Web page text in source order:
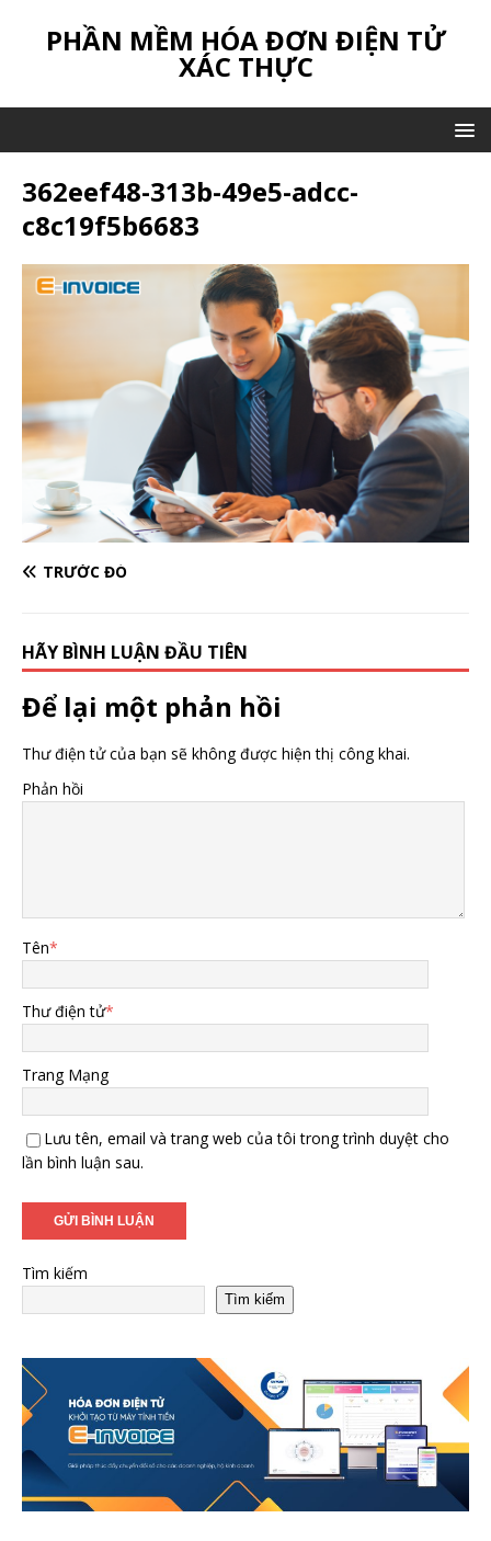
PHẦN MỀM HÓA ĐƠN ĐIỆN TỬ
XÁC THỰC
362eef48-313b-49e5-adcc-
c8c19f5b6683
TRƯỚC ĐÓ
HÃY BÌNH LUẬN ĐẦU TIÊN
Để lại một phản hồi
Thư điện tử của bạn sẽ không được hiện thị công khai.
Phản hồi
Tên*
Thư điện tử*
Trang Mạng
Lưu tên, email và trang web của tôi trong trình duyệt cho
lần bình luận sau.
Tìm kiếm
Tìm kiếm